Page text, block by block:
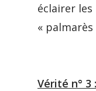
éclairer
«
Vérité n° 3